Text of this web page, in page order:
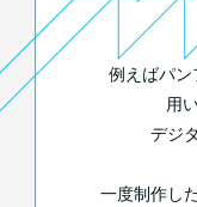
例えばパン
用
デジ
一度制作し